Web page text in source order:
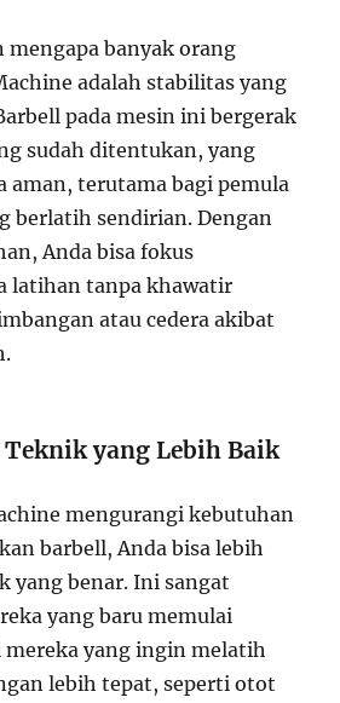
mengapa banyak orang
adalah stabilitas yang
pada mesin ini bergerak
sudah ditentukan, yang
aman, terutama bagi pemula
berlatih sendirian. Dengan
Anda bisa fokus
latihan tanpa khawatir
atau cedera akibat
Teknik yang Lebih Baik
mengurangi kebutuhan
barbell, Anda bisa lebih
yang benar. Ini sangat
yang baru memulai
yang ingin melatih
lebih tepat, seperti otot